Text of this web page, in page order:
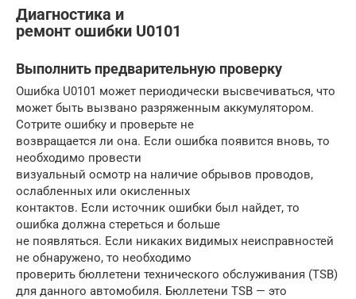
Диагностика и
ремонт ошибки U0101
Выполнить предварительную проверку
Ошибка U0101 может периодически высвечиваться, что
может быть вызвано разряженным аккумулятором.
Сотрите ошибку и проверьте не
возвращается ли она. Если ошибка появится вновь, то
необходимо провести
визуальный осмотр на наличие обрывов проводов,
ослабленных или окисленных
контактов. Если источник ошибки был найдет, то
ошибка должна стереться и больше
не появляться. Если никаких видимых неисправностей
не обнаружено, то необходимо
проверить бюллетени технического обслуживания (TSB)
для данного автомобиля. Бюллетени TSB — это